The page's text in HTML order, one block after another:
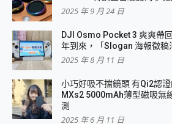
2025 年 9 月 24 日
DJI Osmo Pocket 3 爽爽帶
年到來，「Slogan 海報徵稿
2025 年 8 月 11 日
小巧好吸不擋鏡頭 有Qi2認
MXs2 5000mAh薄型磁吸無
測
2025 年 6 月 11 日